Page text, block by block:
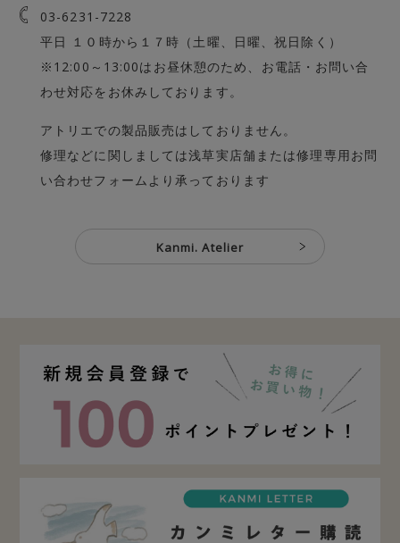
03-6231-7228
平日 １０時から１７時（土曜、日曜、祝日除く）
※12:00～13:00はお昼休憩のため、お電話・お問い合
わせ対応をお休みしております。
アトリエでの製品販売はしておりません。
修理などに関しましては浅草実店舗または修理専用お問
い合わせフォーム より承っております
Kanmi. Atelier